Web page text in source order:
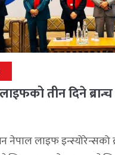
तीन दिने
नेपाल लाइफ इन्स्योरेन्सको